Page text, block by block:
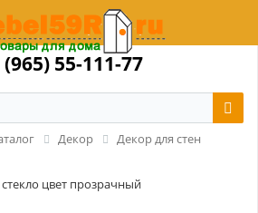
(965) 55-111-77
Декор
Декор для стен
цвет прозрачный